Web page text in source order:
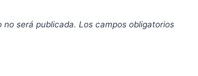
será publicada. Los campos obligatorios